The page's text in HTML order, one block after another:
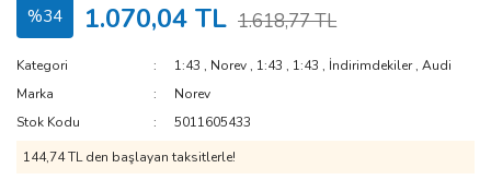
%34 1.070,04 TL 1.618,77 TL
Kategori 1:43 , Norev , 1:43 , 1:43 , İndirimdekiler,Audi
Marka
Norev
Stok Kodu
5011605433
144,74 TL den başlayan taksitlerle!